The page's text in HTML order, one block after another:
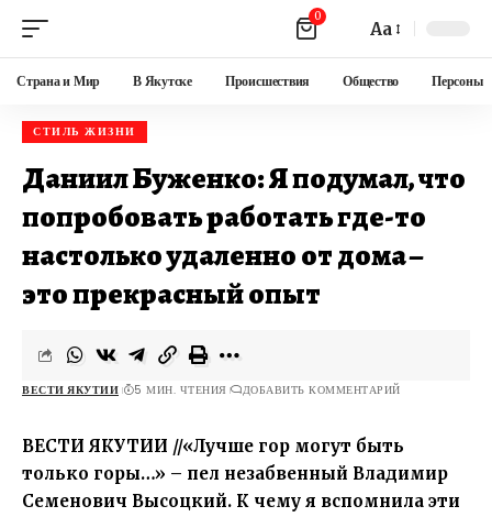
0
Aa
Страна и Мир В Якутске Происшествия Общество Персоны
СТИЛЬ ЖИЗНИ
Даниил Буженко: Я подумал, что
попробовать работать где-то
настолько удаленно от дома –
это прекрасный опыт
ВЕСТИ ЯКУТИИ 5 МИН. ЧТЕНИЯ ДОБАВИТЬ КОММЕНТАРИЙ
ВЕСТИ ЯКУТИИ //«Лучше гор могут быть
только горы…» – пел незабвенный Владимир
Семенович Высоцкий. К чему я вспомнила эти